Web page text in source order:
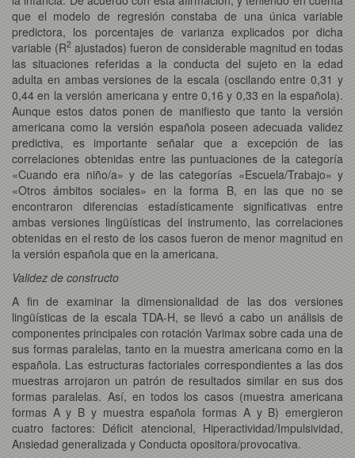
que el modelo de regresión constaba de una única variable
predictora, los porcentajes de varianza explicados por dicha
variable (R2 ajustados) fueron de considerable magnitud en todas
las situaciones referidas a la conducta del sujeto en la edad
adulta en ambas versiones de la escala (oscilando entre 0,31 y
0,44 en la versión americana y entre 0,16 y 0,33 en la española).
Aunque estos datos ponen de manifiesto que tanto la versión
americana como la versión española poseen adecuada validez
predictiva, es importante señalar que a excepción de las
correlaciones obtenidas entre las puntuaciones de la categoría
«Cuando era niño/a» y de las categorías «Escuela/Trabajo» y
«Otros ámbitos sociales» en la forma B, en las que no se
encontraron diferencias estadísticamente significativas entre
ambas versiones lingüísticas del instrumento, las correlaciones
obtenidas en el resto de los casos fueron de menor magnitud en
la versión española que en la americana.
Validez de constructo
A fin de examinar la dimensionalidad de las dos versiones
lingüísticas de la escala TDA-H, se llevó a cabo un análisis de
componentes principales con rotación Varimax sobre cada una de
sus formas paralelas, tanto en la muestra americana como en la
española. Las estructuras factoriales correspondientes a las dos
muestras arrojaron un patrón de resultados similar en sus dos
formas paralelas. Así, en todos los casos (muestra americana
formas A y B y muestra española formas A y B) emergieron
cuatro factores: Déficit atencional, Hiperactividad/Impulsividad,
Ansiedad generalizada y Conducta opositora/provocativa.